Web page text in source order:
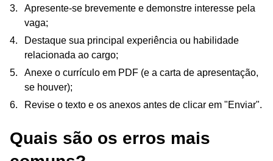
Apresente-se brevemente e demonstre interesse pela
vaga;
Destaque sua principal experiência ou habilidade
relacionada ao cargo;
Anexe o currículo em PDF (e a carta de apresentação,
se houver);
Revise o texto e os anexos antes de clicar em "Enviar".
Quais são os erros mais